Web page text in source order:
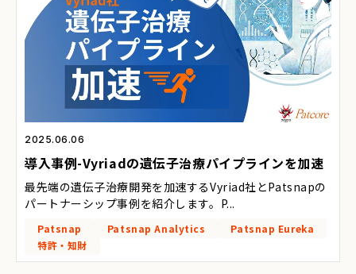
2025.06.06
導入事例-Vyriadの遺伝子治療パイプラインを加速
最先端の遺伝子治療開発を加速するVyriad社とPatsnapの
パートナーシップ事例を紹介します。P...
Patsnap Patsnap Analytics
Patsnap Eureka
特許・知財